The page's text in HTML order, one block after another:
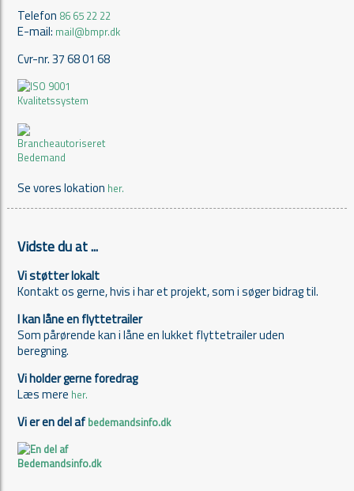
Telefon 86 65 22 22
E-mail: mail@bmpr.dk
Cvr-nr. 37 68 01 68
Se vores lokation her.
Vidste du at ...
Vi støtter lokalt
Kontakt os gerne, hvis i har et projekt, som i søger bidrag til.
I kan låne en flyttetrailer
Som pårørende kan i låne en lukket flyttetrailer uden
beregning.
Vi holder gerne foredrag
Læs mere her.
Vi er en del afbedemandsinfo.dk